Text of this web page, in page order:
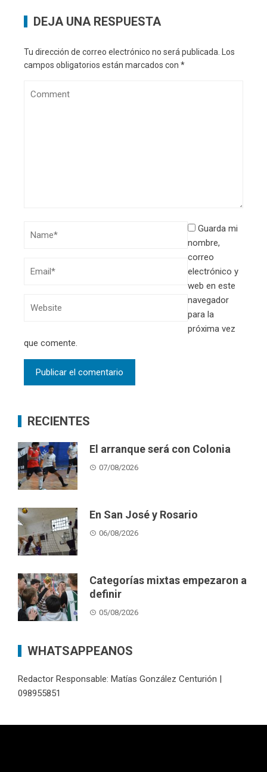
DEJA UNA RESPUESTA
Tu dirección de correo electrónico no será publicada.
Los
campos obligatorios están marcados con *
Guarda mi
nombre,
correo
electrónico y
web en este
navegador
para la
próxima vez
que comente.
RECIENTES
El arranque será con Colonia
07/08/2026
En San José y Rosario
06/08/2026
Categorías mixtas empezaron a
definir
05/08/2026
WHATSAPPEANOS
Redactor Responsable: Matías González Centurión |
098955851